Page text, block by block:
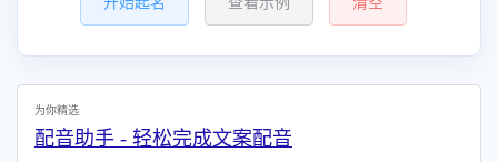
为你精选
配音助手 - 轻松完成文案配音